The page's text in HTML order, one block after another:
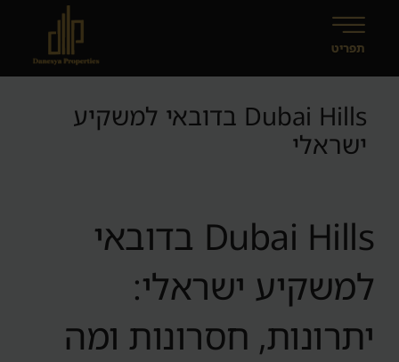
Dubai Hills בדובאי למשקיע
ישראלי
Dubai Hills בדובאי
למשקיע ישראלי:
יתרונות, חסרונות ומה